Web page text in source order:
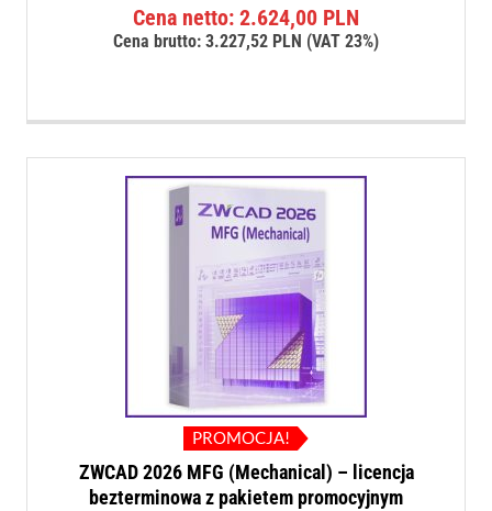
Cena netto:2.624,00 PLN
Cena brutto:3.227,52 PLN (VAT 23%)
PROMOCJA!
ZWCAD 2026 MFG (Mechanical) – licencja
bezterminowa z pakietem promocyjnym